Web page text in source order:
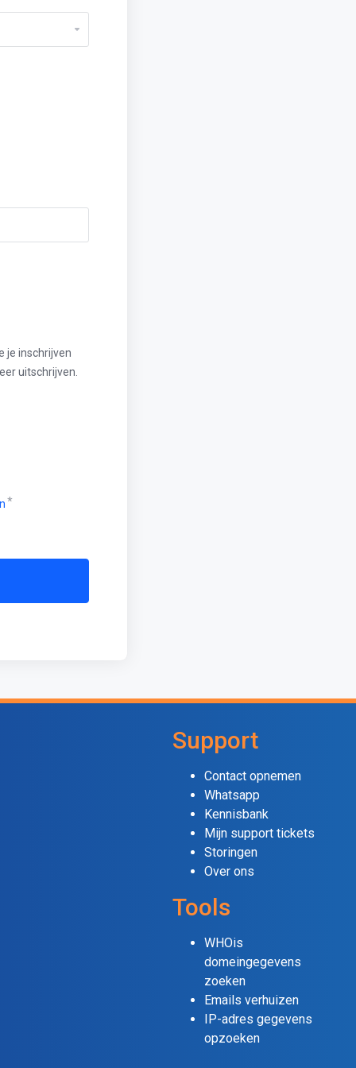
je inschrijven
uitschrijven.
Support
Contact opnemen
Whatsapp
Kennisbank
Mijn support tickets
Storingen
Over ons
Tools
WHOis
domeingegevens
zoeken
Emails verhuizen
IP-adres gegevens
opzoeken